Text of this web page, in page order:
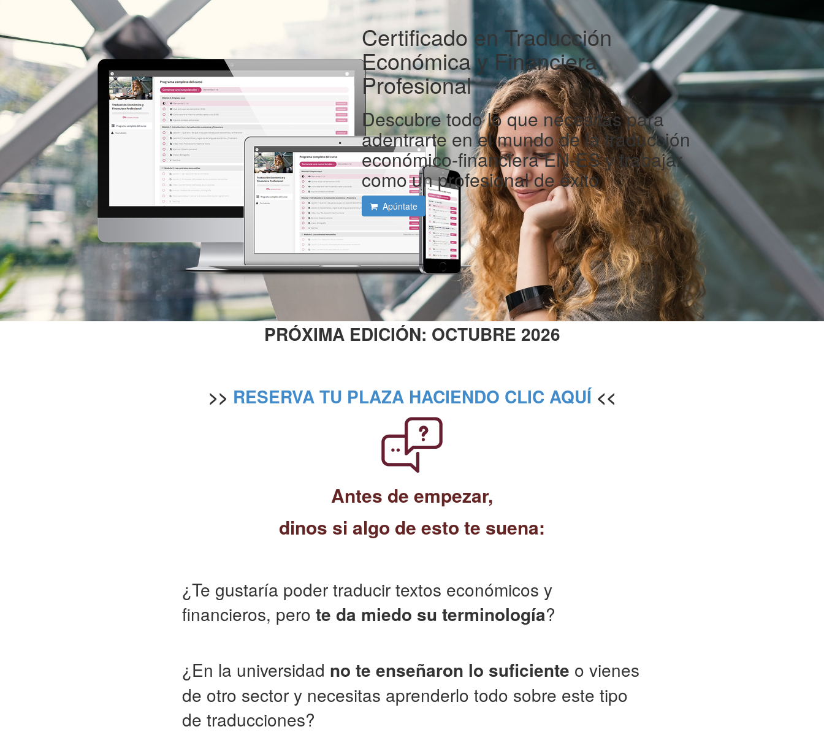
Certificado en Traducción
Económica y Financiera
Profesional
Descubre todo lo que necesitas para
adentrarte en el mundo de la traducción
económico-financiera EN-ES y trabajar
como un profesional de éxito
Apúntate
PRÓXIMA EDICIÓN: OCTUBRE 2026
>> RESERVA TU PLAZA HACIENDO CLIC AQUÍ<<
Antes de empezar,
dinos si algo de esto te suena:
¿Te gustaría poder traducir textos económicos y
financieros, pero te da miedo su terminología?
¿En la universidad no te enseñaron lo suficiente o vienes
de otro sector y necesitas aprenderlo todo sobre este tipo
de traducciones?